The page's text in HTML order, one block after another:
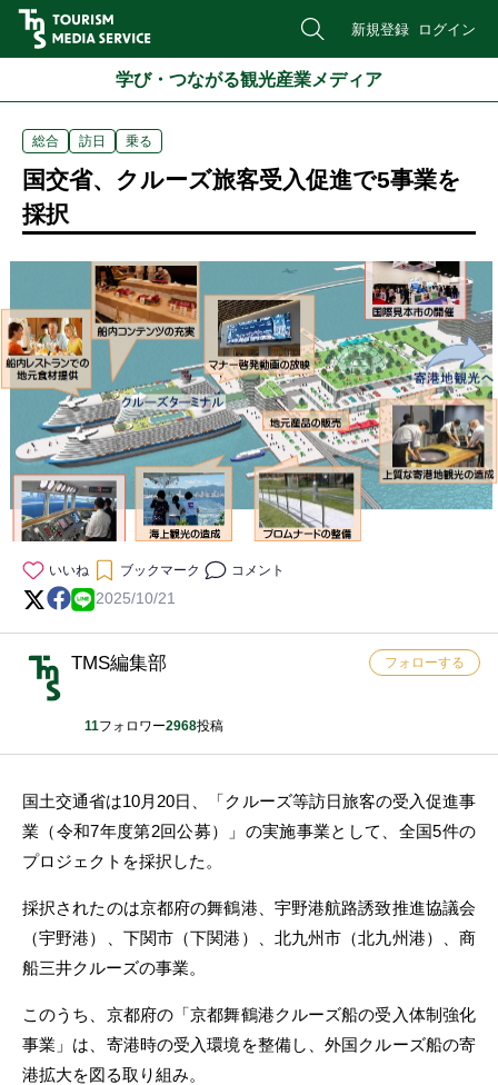
新規登録 ログイン
学び・つながる観光産業メディア
総合 訪日 乗る
国交省、クルーズ旅客受入促進で5事業を
採択
いいね ブックマーク コメント
2025/10/21
TMS編集部
11フォロワー2968投稿
フォローする
国土交通省は10月20日、「クルーズ等訪日旅客の受入促進事
業（令和7年度第2回公募）」の実施事業として、全国5件の
プロジェクトを採択した。
採択されたのは京都府の舞鶴港、宇野港航路誘致推進協議会
（宇野港）、下関市（下関港）、北九州市（北九州港）、商
船三井クルーズの事業。
このうち、京都府の「京都舞鶴港クルーズ船の受入体制強化
事業」は、寄港時の受入環境を整備し、外国クルーズ船の寄
港拡大を図る取り組み。